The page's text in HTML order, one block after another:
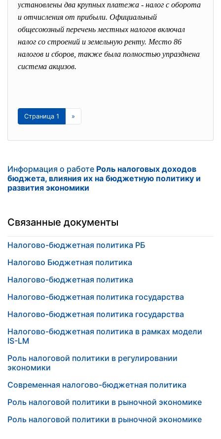
установлены два крупных платежа - налог с оборота
и отчисления от прибыли. Официальный
общесоюзный перечень местных налогов включал
налог со строений и земельную ренту. Место 86
налогов и сборов, также была полностью упразднена
система акцизов.
Страница 1 »
Информация о работе Роль налоговых доходов
бюджета, влияния их на бюджетную политику и
развития экономики
Связанные документы
Налогово-бюджетная политика РБ
Налогово Бюджетная политика
Налогово-бюджетная политика
Налогово-бюджетная политика государства
Налогово-бюджетная политика государства
Налогово-бюджетная политика в рамках модели
IS-LM
Роль налоговой политики в регулировании
экономики
Современная налогово-бюджетная политика
Роль налоговой политики в рыночной экономике
Роль налоговой политики в рыночной экономике